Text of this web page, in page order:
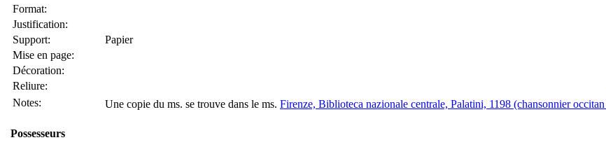
Format:
Justification:
Support:
Papier
Mise en page:
Décoration:
Reliure:
Notes:
Une copie du ms. se trouve dans le ms. Firenze, Biblioteca nazionale centrale, Palatini, 1198 (chansonnier
Possesseurs